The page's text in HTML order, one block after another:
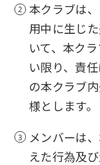
本クラブは
用中に生じ
いて、本ク
い限り、責
の本クラブ
様とします。
メンバーは
えた行為及